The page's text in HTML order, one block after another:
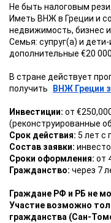
Не быть налоговым
Иметь ВНЖ в Греции и
недвижимость, бизнес
Семья: супруг(а) и
дополнительные €20
В стране действует
получить
ВНЖ Греции
Инвестиции: от
(реконструированные
Срок действия: 5 лет с
Состав заявки:
Сроки оформления: от
Гражданство: через 7
Граждане РФ и РБ не
Участие возможно
гражданства (Сан-